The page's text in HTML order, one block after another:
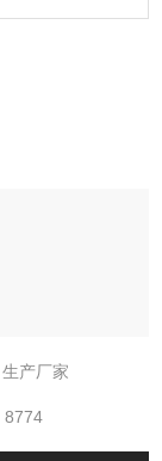
生产厂家
8774